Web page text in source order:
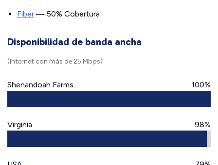
Fiber — 50% Cobertura
Disponibilidad de banda ancha
(Internet con más de 25 Mbps)
Shenandoah Farms 100%
Virginia 98%